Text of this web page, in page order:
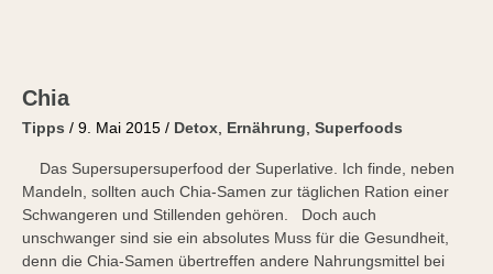
Chia
Tipps / 9. Mai 2015 / Detox, Ernährung, Superfoods
Das Supersupersuperfood der Superlative. Ich finde, neben
Mandeln, sollten auch Chia-Samen zur täglichen Ration einer
Schwangeren und Stillenden gehören. Doch auch
unschwanger sind sie ein absolutes Muss für die Gesundheit,
denn die Chia-Samen übertreffen andere Nahrungsmittel bei